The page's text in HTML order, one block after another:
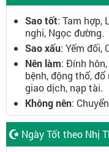
Sao tốt: Tam hợp,
nghi, Ngọc đường.
Sao xấu: Yếm đối,
Nên làm: Đính
bệnh, động thổ,
giao dịch, nạp tài.
Không nên:
Ngày Tốt theo Nhị